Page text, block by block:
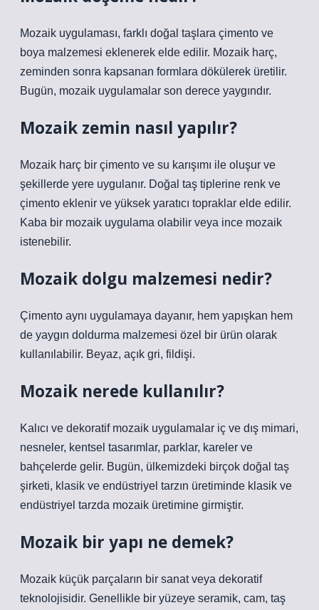
Mozaik uygulaması, farklı doğal taşlara çimento ve
boya malzemesi eklenerek elde edilir. Mozaik harç,
zeminden sonra kapsanan formlara dökülerek üretilir.
Bugün, mozaik uygulamalar son derece yaygındır.
Mozaik zemin nasıl yapılır?
Mozaik harç bir çimento ve su karışımı ile oluşur ve
şekillerde yere uygulanır. Doğal taş tiplerine renk ve
çimento eklenir ve yüksek yaratıcı topraklar elde edilir.
Kaba bir mozaik uygulama olabilir veya ince mozaik
istenebilir.
Mozaik dolgu malzemesi nedir?
Çimento aynı uygulamaya dayanır, hem yapışkan hem
de yaygın doldurma malzemesi özel bir ürün olarak
kullanılabilir. Beyaz, açık gri, fildişi.
Mozaik nerede kullanılır?
Kalıcı ve dekoratif mozaik uygulamalar iç ve dış mimari,
nesneler, kentsel tasarımlar, parklar, kareler ve
bahçelerde gelir. Bugün, ülkemizdeki birçok doğal taş
şirketi, klasik ve endüstriyel tarzın üretiminde klasik ve
endüstriyel tarzda mozaik üretimine girmiştir.
Mozaik bir yapı ne demek?
Mozaik küçük parçaların bir sanat veya dekoratif
teknolojisidir. Genellikle bir yüzeye seramik, cam, taş